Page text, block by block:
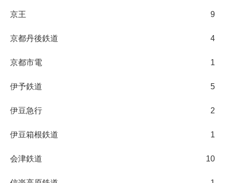
京王 9
京都丹後鉄道 4
京都市電 1
伊予鉄道 5
伊豆急行 2
伊豆箱根鉄道 1
会津鉄道 10